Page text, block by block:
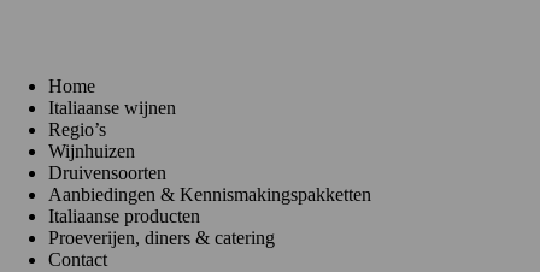
Home
Italiaanse wijnen
Regio’s
Wijnhuizen
Druivensoorten
Aanbiedingen & Kennismakingspakketten
Italiaanse producten
Proeverijen, diners & catering
Contact